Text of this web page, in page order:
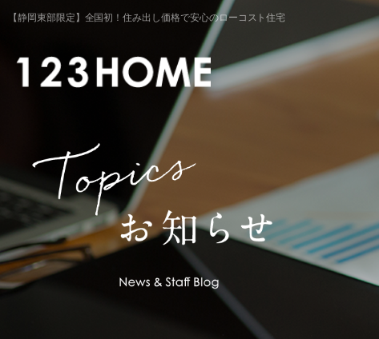
【静岡東部限定】全国初！住み出し価格で安心のローコスト住宅